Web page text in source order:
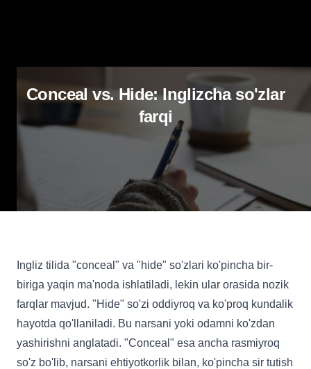
Conceal vs. Hide: Inglizcha so'zlar
farqi
Ingliz tilida "conceal" va "hide" so'zlari ko'pincha bir-
biriga yaqin ma'noda ishlatiladi, lekin ular orasida nozik
farqlar mavjud. "Hide" so'zi oddiyroq va ko'proq kundalik
hayotda qo'llaniladi. Bu narsani yoki odamni ko'zdan
yashirishni anglatadi. "Conceal" esa ancha rasmiyroq
so'z bo'lib, narsani ehtiyotkorlik bilan, ko'pincha sir tutish